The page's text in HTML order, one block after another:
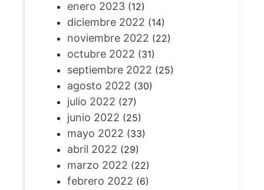
enero 2023(12)
diciembre 2022 (14)
noviembre 2022 (22)
octubre 2022 (31)
septiembre 2022 (25)
agosto 2022 (30)
julio 2022 (27)
junio 2022 (25)
mayo 2022 (33)
abril 2022 (29)
marzo 2022 (22)
febrero 2022 (6)